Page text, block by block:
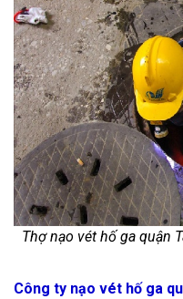
Thợ nạo vét hố ga quận
Công ty nạo vét hố ga